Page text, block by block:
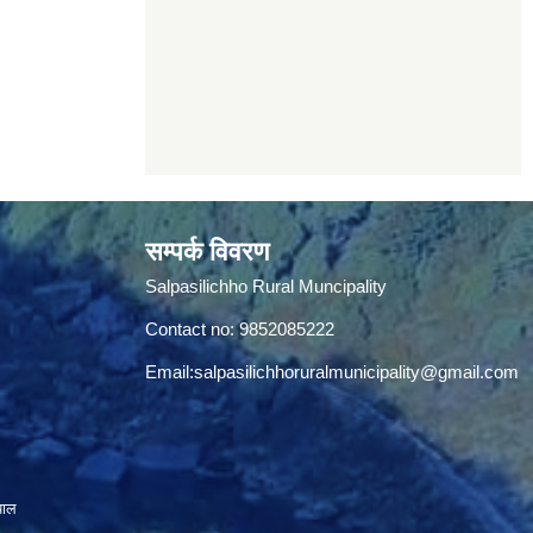
सम्पर्क विवरण
Salpasilichho Rural Muncipality
Contact no: 9852085222
Email:salpasilichhoruralmunicipality@gmail.com